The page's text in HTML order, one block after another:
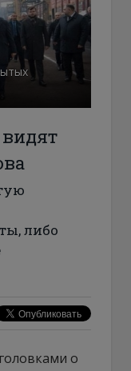
либо
о